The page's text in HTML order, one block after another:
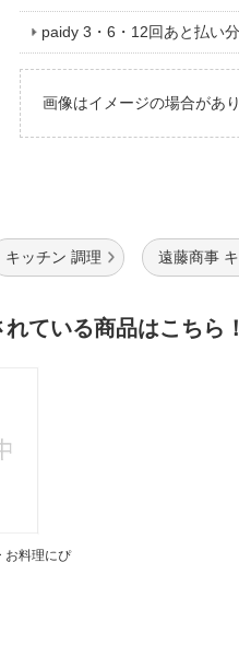
paidy 3・6・12回あと払い
画像はイメージの場合があ
キッチン 調理 遠藤商事
ている商品はこちら！
料理にぴ